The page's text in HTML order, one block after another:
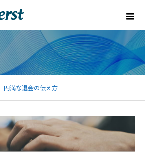
円満な退会の伝え方